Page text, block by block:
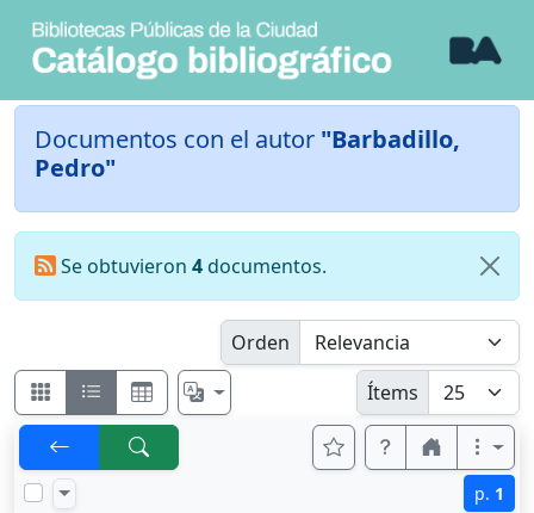
Documentos con el autor "Barbadillo,
Pedro"
Se obtuvieron 4documentos.
Orden
Ítems
p. 1